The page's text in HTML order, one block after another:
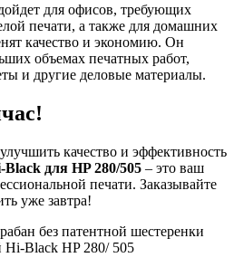
для офисов, требующих
печати, а также для домашних
качество и экономию. Он
объемах печатных работ,
и другие деловые материалы.
качество и эффективность
для HP 280/505 – это ваш
печати. Заказывайте
уже завтра!
без патентной шестеренки
Hi-Black HP 280/ 505